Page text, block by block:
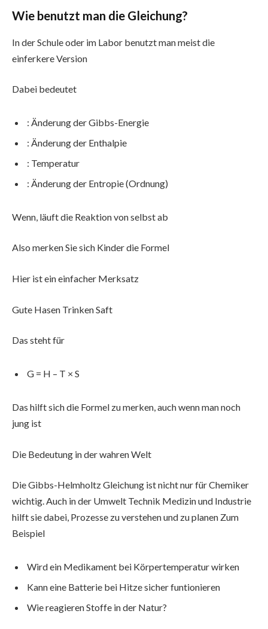
Wie benutzt man die Gleichung?
In der Schule oder im Labor benutzt man meist die
einferkere Version
Dabei bedeutet
: Änderung der Gibbs-Energie
: Änderung der Enthalpie
: Temperatur
: Änderung der Entropie (Ordnung)
Wenn, läuft die Reaktion von selbst ab
Also merken Sie sich Kinder die Formel
Hier ist ein einfacher Merksatz
Gute Hasen Trinken Saft
Das steht für
G = H – T × S
Das hilft sich die Formel zu merken, auch wenn man noch
jung ist
Die Bedeutung in der wahren Welt
Die Gibbs-Helmholtz Gleichung ist nicht nur für Chemiker
wichtig. Auch in der Umwelt Technik Medizin und Industrie
hilft sie dabei, Prozesse zu verstehen und zu planen Zum
Beispiel
Wird ein Medikament bei Körpertemperatur wirken
Kann eine Batterie bei Hitze sicher funtionieren
Wie reagieren Stoffe in der Natur?